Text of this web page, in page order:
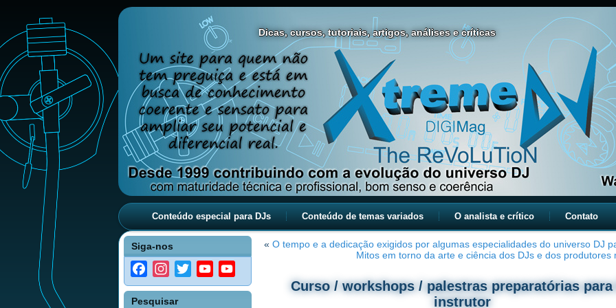
Dicas, cursos, tutoriais, artigos, análises e críticas
Conteúdo especial para DJs Conteúdo de temas variados O analista e crítico Contato
Siga-nos
FacebookInstagramTwitterYouTube
Channel
Pesquisar
« O tempo e a dedicação exigidos por algumas especialidades do universo DJ
Mitos em torno da arte e ciência dos DJs e dos produtores
Curso / workshops / palestras preparatórias para
instrutor